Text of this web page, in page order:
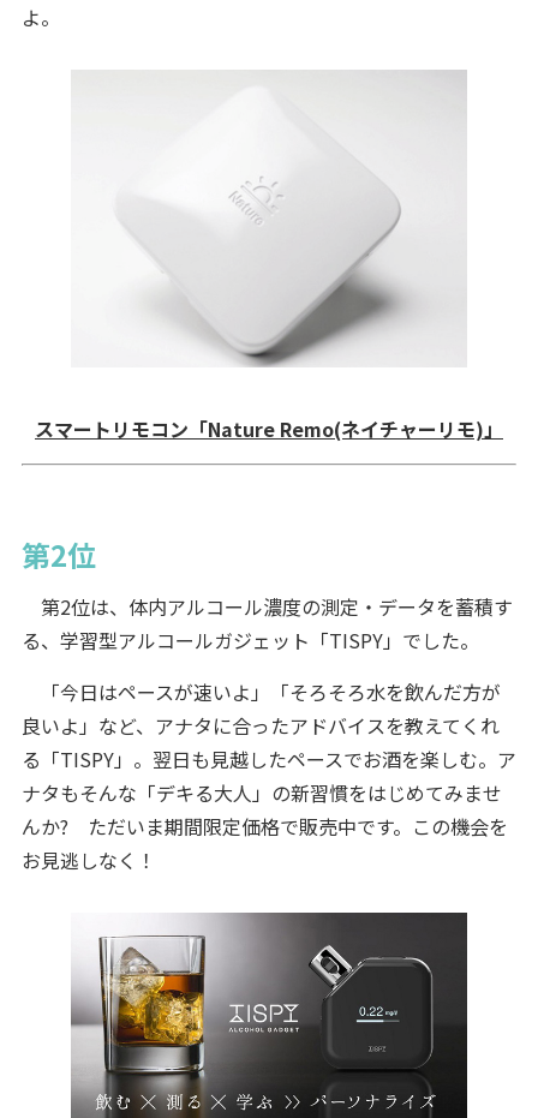
よ。
スマートリモコン「Nature Remo(ネイチャーリモ)」
第2位
第2位は、体内アルコール濃度の測定・データを蓄積す
る、学習型アルコールガジェット「TISPY」でした。
「今日はペースが速いよ」「そろそろ水を飲んだ方が
良いよ」など、アナタに合ったアドバイスを教えてくれ
る「TISPY」。翌日も見越したペースでお酒を楽しむ。ア
ナタもそんな「デキる大人」の新習慣をはじめてみませ
んか? ただいま期間限定価格で販売中です。この機会を
お見逃しなく！